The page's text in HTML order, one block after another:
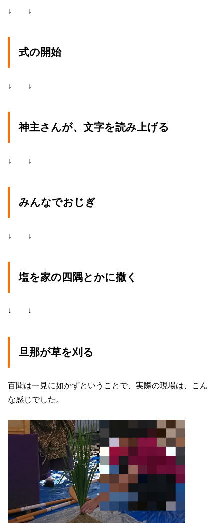
↓ ↓
式の開始
↓ ↓
神主さんが、文字を読み上げる
↓ ↓
みんなでおじぎ
↓ ↓
塩を家の四隅とかに撒く
↓ ↓
旦那が草を刈る
百聞は一見に如かずということで、実際の現場は、こん
な感じでした。